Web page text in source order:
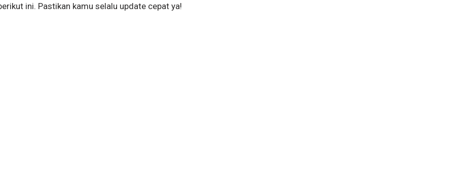
ini. Pastikan kamu selalu update cepat ya!